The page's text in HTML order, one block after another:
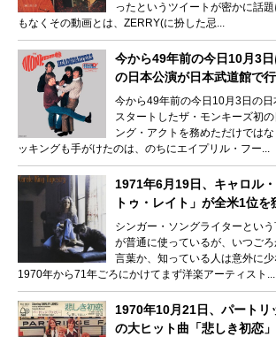
ったというツイートが密かに話
もなくその動画とは、ZERRY(に扮した忌...
今から49年前の今日10月3
の日本公演が日本武道館で
今から49年前の今日10月3日の
スタートしたザ・モンキーズ初
ング・アクトを務めただけでは
ッキングも手がけたのは、のちにエイプリル・フー...
1971年6月19日、キャロル
トゥ・レイト」が全米1位を
シンガー・ソングライターとい
が普通に使っているが、いつご
言葉か、知っている人は意外に少
1970年から71年ごろにかけてまず洋楽アーティスト...
1970年10月21日、パートリ
の大ヒット曲「悲しき初恋